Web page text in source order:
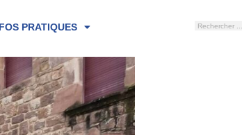
PRATIQUES